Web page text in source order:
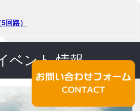
回路）
ベント 情報